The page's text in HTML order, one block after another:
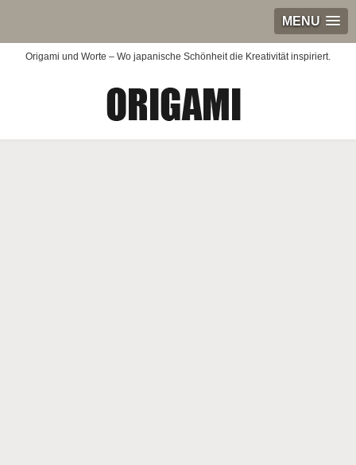
MENU
Origami und Worte – Wo japanische Schönheit die Kreativität inspiriert.